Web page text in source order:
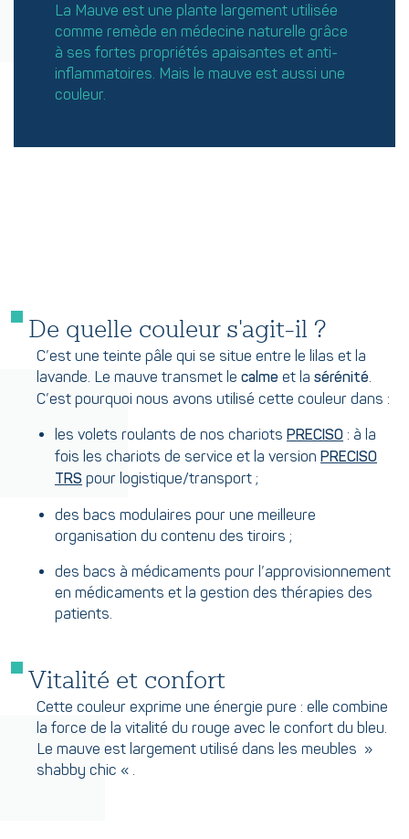
La Mauve est une plante largement utilisée
comme remède en médecine naturelle grâce
à ses fortes propriétés apaisantes et anti-
inflammatoires. Mais le mauve est aussi une
couleur.
De quelle couleur s'agit-il ?
C’est une teinte pâle qui se situe entre le lilas et la
lavande. Le mauve transmet le calme et la sérénité.
C’est pourquoi nous avons utilisé cette couleur dans :
les volets roulants de nos chariots PRECISO : à la
fois les chariots de service et la version PRECISO
TRS pour logistique/transport ;
des bacs modulaires pour une meilleure
organisation du contenu des tiroirs ;
des bacs à médicaments pour l’approvisionnement
en médicaments et la gestion des thérapies des
patients.
Vitalité et confort
Cette couleur exprime une énergie pure : elle combine
la force de la vitalité du rouge avec le confort du bleu.
Le mauve est largement utilisé dans les meubles »
shabby chic « .